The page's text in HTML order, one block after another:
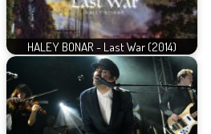
HALEY BONAR - Last War (2014)